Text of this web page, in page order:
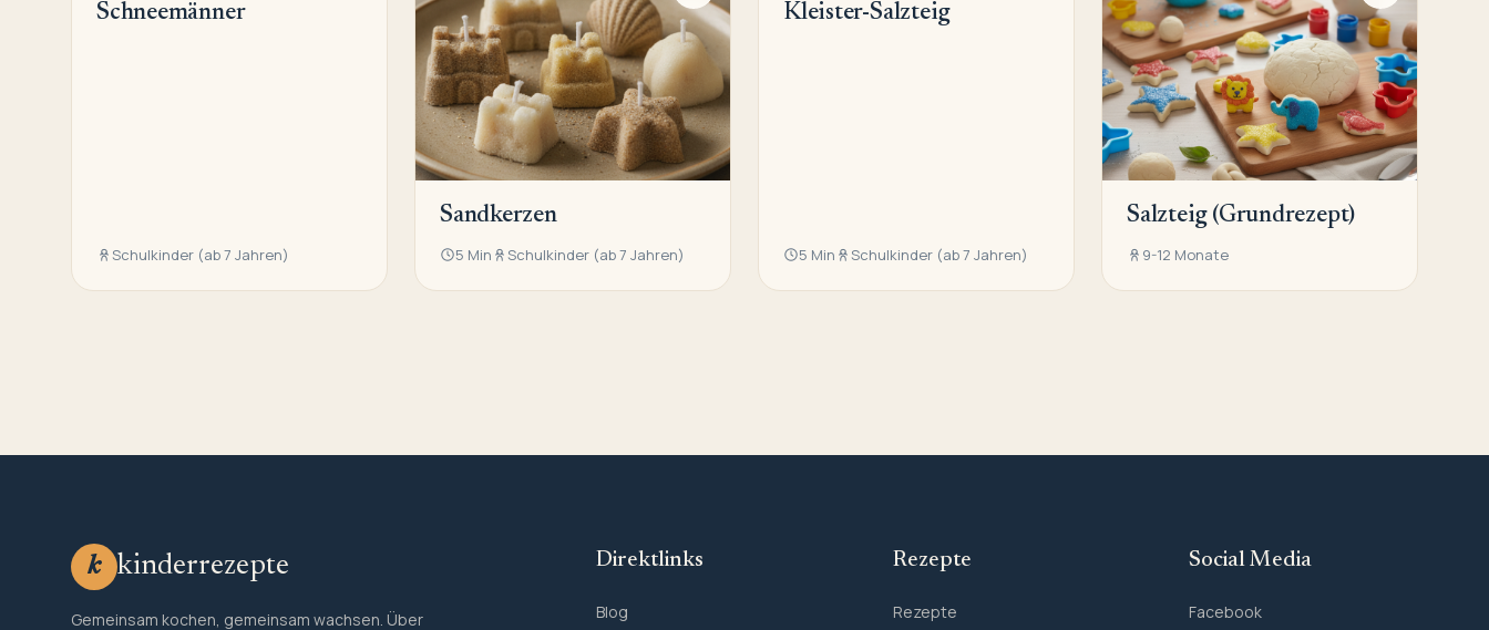
Schneemänner
Schulkinder (ab 7 Jahren)
Sandkerzen
5 Min Schulkinder (ab 7 Jahren)
Kleister-Salzteig
5 Min Schulkinder (ab 7 Jahren)
Salzteig (Grundrezept)
9-12 Monate
k kinderrezepte
Gemeinsam kochen, gemeinsam wachsen. Über
Direktlinks
Blog
Rezepte
Rezepte
Social Media
Facebook